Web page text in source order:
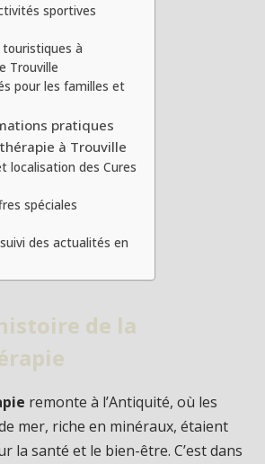
sportives
à
Trouville
pour les familles et
pratiques
à Trouville
localisation des Cures
spéciales
des actualités en
de la
remonte à l’Antiquité, où les
mer, riche en minéraux, étaient
la santé et le bien-être. C’est dans